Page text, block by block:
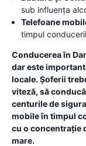
sub influența
Telefoane
timpul
Conducerea în
dar este
locale. Șoferii
viteză, să
centurile de
mobile în timpul
cu o concentrație
mare.